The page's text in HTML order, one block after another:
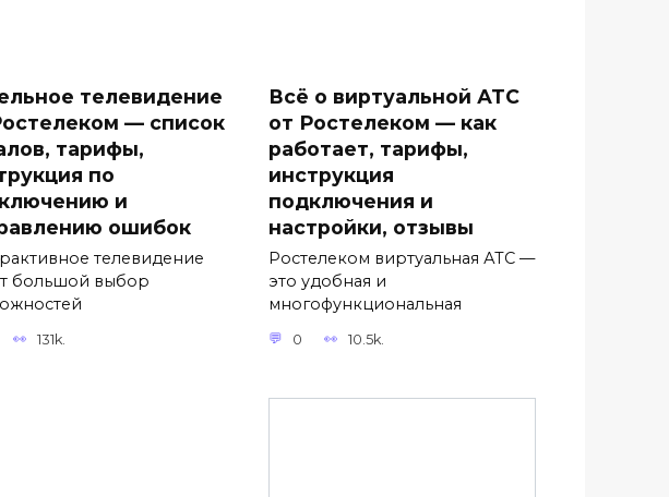
телевидение
— список
тарифы,
по
и
ошибок
телевидение
большой выбор
131k.
Всё о виртуальной АТС
от Ростелеком — как
работает, тарифы,
инструкция
подключения и
настройки, отзывы
Ростелеком виртуальная АТС —
это удобная и
многофункциональная
0 10.5k.